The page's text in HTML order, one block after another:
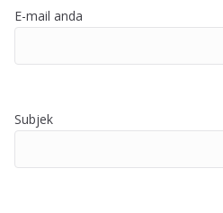
E-mail anda
Subjek